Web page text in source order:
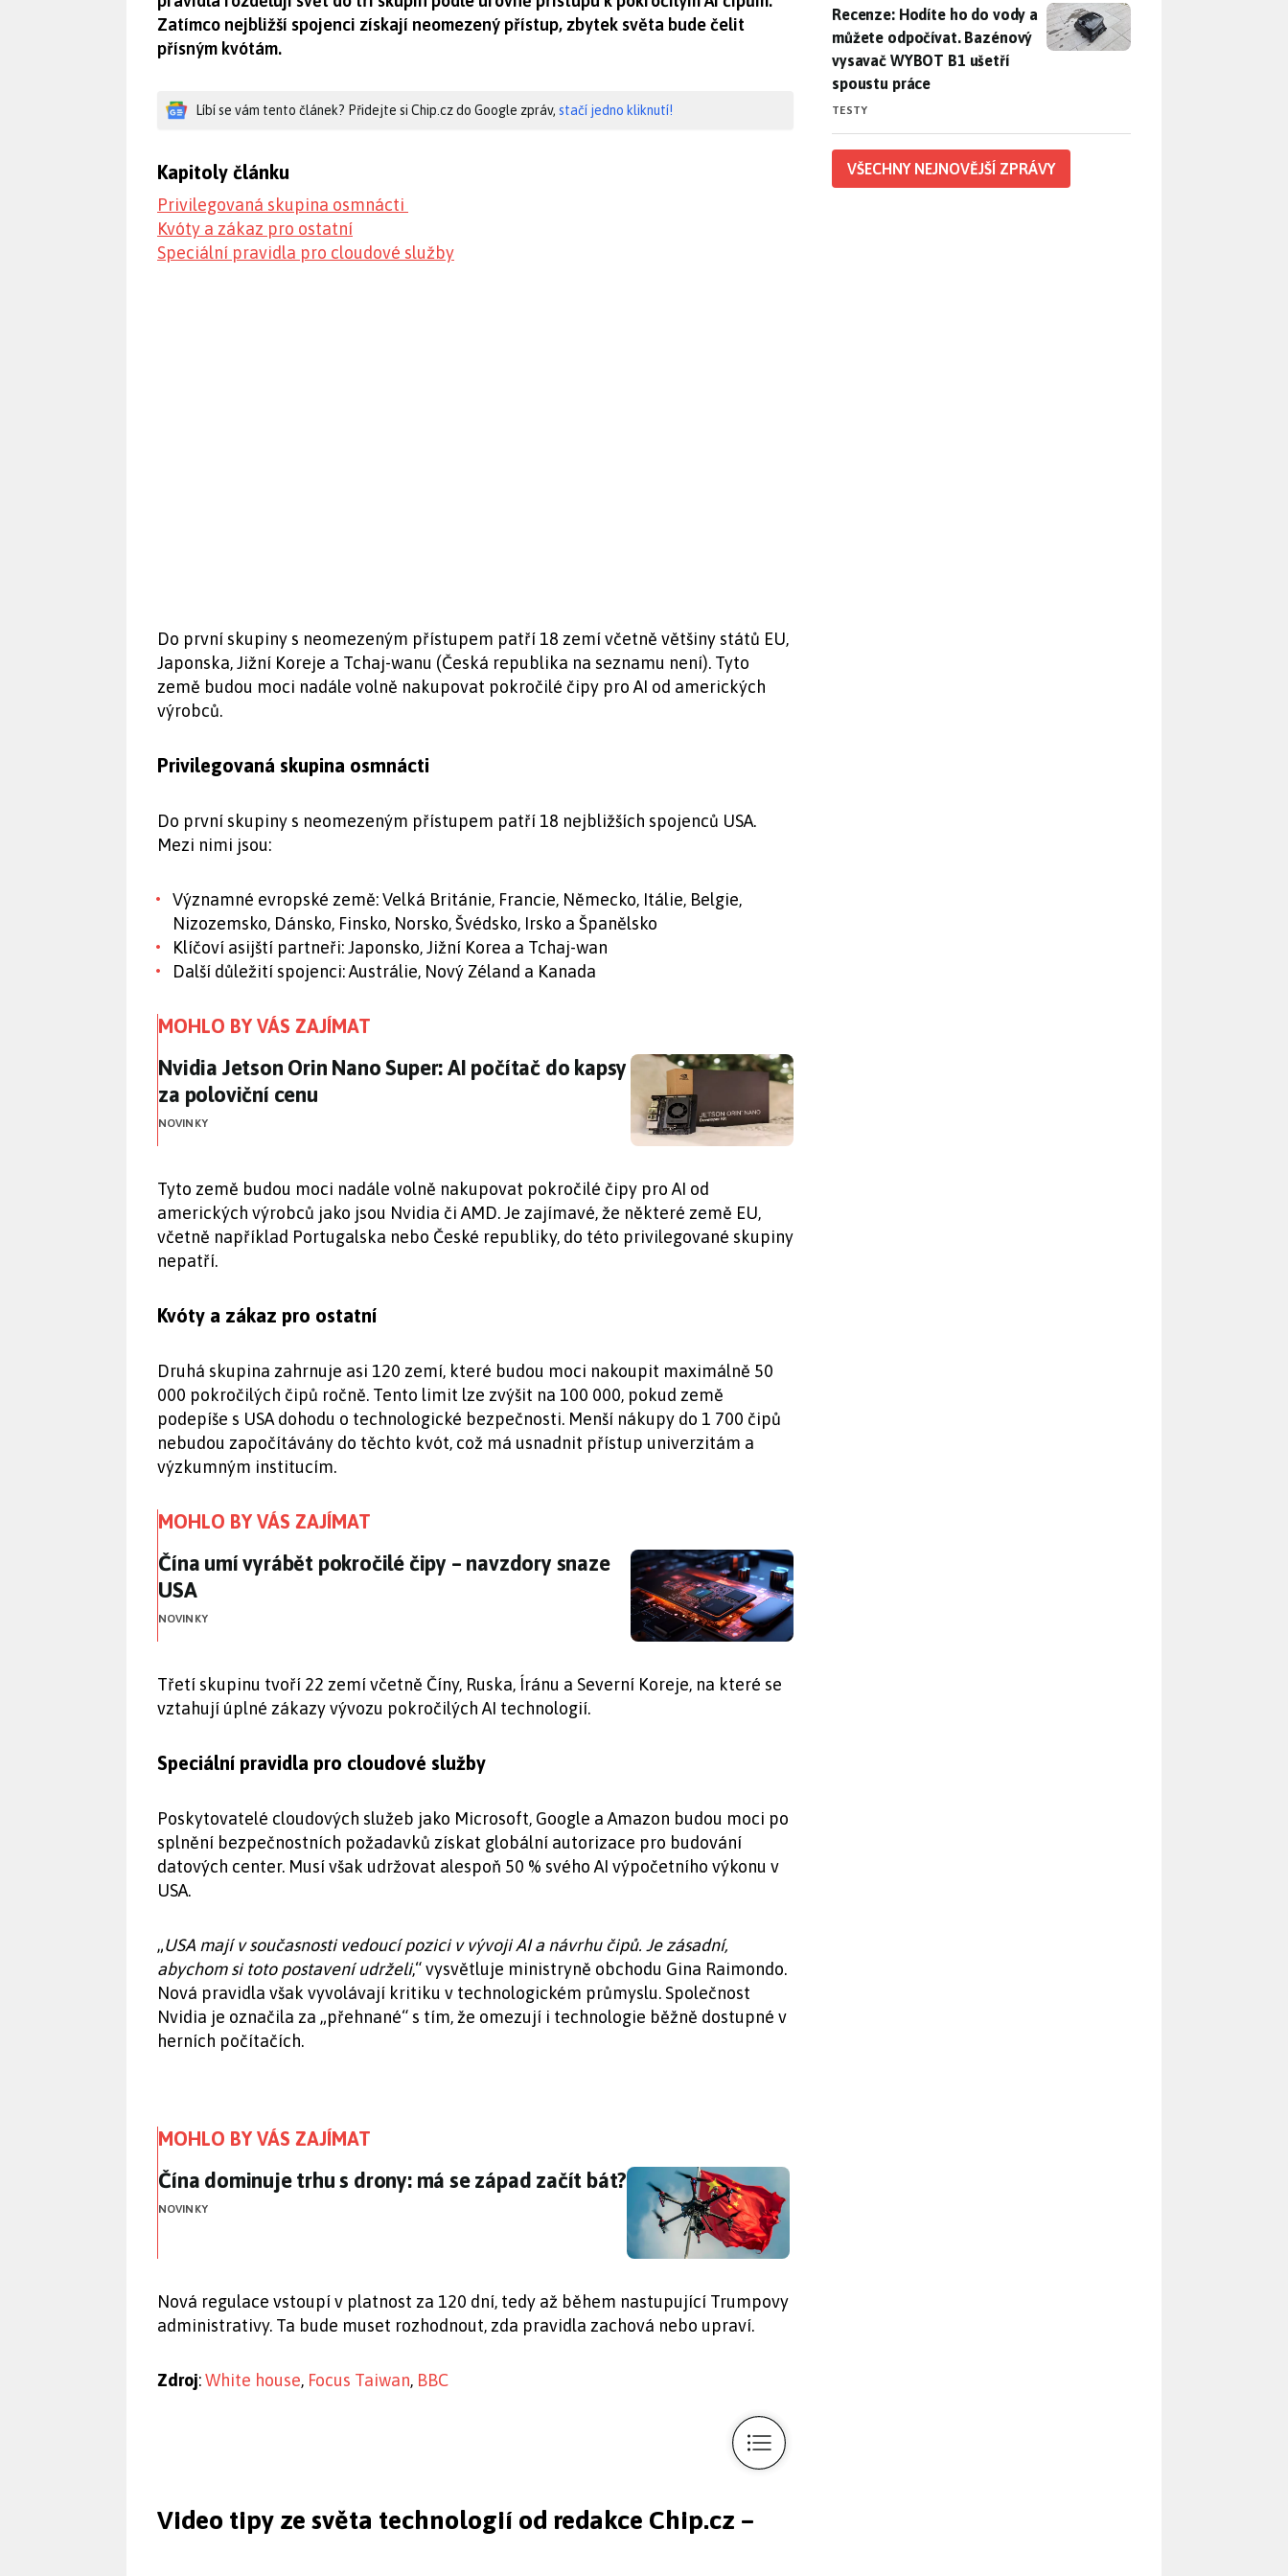
Zatímco nejbližší spojenci získají neomezený přístup, zbytek světa bude čelit
přísným kvótám.
Líbí se vám tento článek? Přidejte si Chip.cz do Google zpráv, stačí jedno kliknutí!
Kapitoly článku
Privilegovaná skupina osmnácti
Kvóty a zákaz pro ostatní
Speciální pravidla pro cloudové služby
Do první skupiny s neomezeným přístupem patří 18 zemí včetně většiny států EU,
Japonska, Jižní Koreje a Tchaj-wanu (Česká republika na seznamu není). Tyto
země budou moci nadále volně nakupovat pokročilé čipy pro AI od amerických
výrobců.
Privilegovaná skupina osmnácti
Do první skupiny s neomezeným přístupem patří 18 nejbližších spojenců USA.
Mezi nimi jsou:
Významné evropské země: Velká Británie, Francie, Německo, Itálie, Belgie,
Nizozemsko, Dánsko, Finsko, Norsko, Švédsko, Irsko a Španělsko
Klíčoví asijští partneři: Japonsko, Jižní Korea a Tchaj-wan
Další důležití spojenci: Austrálie, Nový Zéland a Kanada
MOHLO BY VÁS ZAJÍMAT
Nvidia Jetson Orin Nano Super: AI počítač do kapsy za poloviční cenu
Nvidia Jetson Orin Nano Super: AI počítač do kapsy
za poloviční cenu
NOVINKY
Tyto země budou moci nadále volně nakupovat pokročilé čipy pro AI od
amerických výrobců jako jsou Nvidia či AMD. Je zajímavé, že některé země EU,
včetně například Portugalska nebo České republiky, do této privilegované skupiny
nepatří.
Kvóty a zákaz pro ostatní
Druhá skupina zahrnuje asi 120 zemí, které budou moci nakoupit maximálně 50
000 pokročilých čipů ročně. Tento limit lze zvýšit na 100 000, pokud země
podepíše s USA dohodu o technologické bezpečnosti. Menší nákupy do 1 700 čipů
nebudou započítávány do těchto kvót, což má usnadnit přístup univerzitám a
výzkumným institucím.
MOHLO BY VÁS ZAJÍMAT
Čína umí vyrábět pokročilé čipy – navzdory snaze USA
Čína umí vyrábět pokročilé čipy – navzdory snaze
USA
NOVINKY
Třetí skupinu tvoří 22 zemí včetně Číny, Ruska, Íránu a Severní Koreje, na které se
vztahují úplné zákazy vývozu pokročilých AI technologií.
Speciální pravidla pro cloudové služby
Poskytovatelé cloudových služeb jako Microsoft, Google a Amazon budou moci po
splnění bezpečnostních požadavků získat globální autorizace pro budování
datových center. Musí však udržovat alespoň 50 % svého AI výpočetního výkonu v
USA.
„USA mají v současnosti vedoucí pozici v vývoji AI a návrhu čipů. Je zásadní,
abychom si toto postavení udrželi,“ vysvětluje ministryně obchodu Gina Raimondo.
Nová pravidla však vyvolávají kritiku v technologickém průmyslu. Společnost
Nvidia je označila za „přehnané“ s tím, že omezují i technologie běžně dostupné v
herních počítačích.
MOHLO BY VÁS ZAJÍMAT
Čína dominuje trhu s drony: má se západ začít bát?
Čína dominuje trhu s drony: má se západ začít bát?
NOVINKY
Nová regulace vstoupí v platnost za 120 dní, tedy až během nastupující Trumpovy
administrativy. Ta bude muset rozhodnout, zda pravidla zachová nebo upraví.
Zdroj:White house, Focus Taiwan, BBC
Video tipy ze světa technologií od redakce Chip.cz –
Recenze: Hodíte ho do vody a můžete odpočívat. Bazénový
Recenze: Hodíte ho do vody a
můžete odpočívat. Bazénový
vysavač WYBOT B1 ušetří
spoustu práce
TESTY
VŠECHNY NEJNOVĚJŠÍ ZPRÁVY